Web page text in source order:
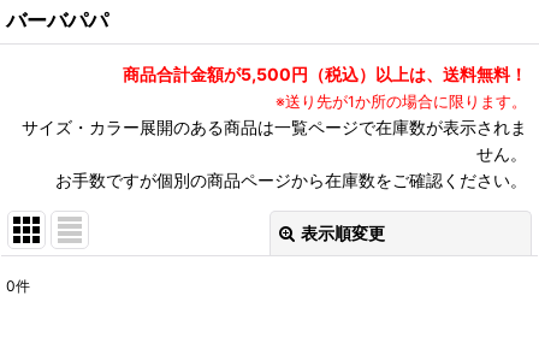
バーバパパ
商品合計金額が5,500円（税込）以上は、送料無料！
※送り先が1か所の場合に限ります。
サイズ・カラー展開のある商品は一覧ページで在庫数が表示されま
せん。
お手数ですが個別の商品ページから在庫数をご確認ください。
表示順変更
0件